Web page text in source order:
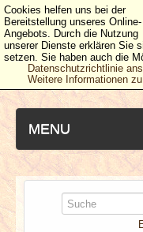
MENU
NEUESTE
Cookies helfen uns bei der
Bereitstellung unseres Online-
Angebots. Durch die Nutzung
unserer Dienste erklären Sie
setzen. Sie haben auch die
Datenschutzrichtlinie
Weitere Informationen